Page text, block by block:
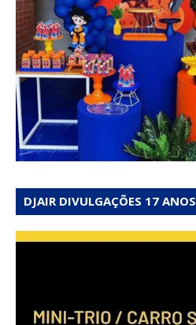
DJAIR DIVULGAÇÕES 17 ANOS